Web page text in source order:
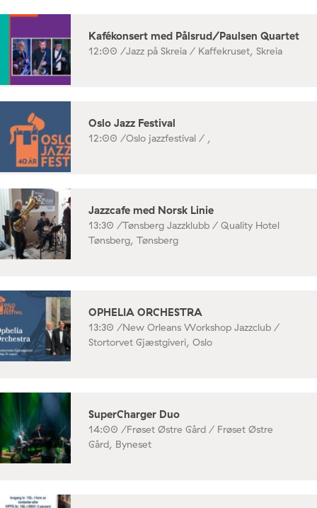
Kafékonsert med Pålsrud/Paulsen Quartet
12:00 /Jazz på Skreia / Kaffekruset, Skreia
Oslo Jazz Festival
12:00 /Oslo jazzfestival / ,
Jazzcafe med Norsk Linie
13:30 /Tønsberg Jazzklubb / Quality Hotel
Tønsberg, Tønsberg
OPHELIA ORCHESTRA
13:30 /New Orleans Workshop Jazzclub /
Stortorvet Gjæstgiveri, Oslo
SuperCharger Duo
14:00 /Frøset Østre Gård / Frøset Østre
Gård, Byneset